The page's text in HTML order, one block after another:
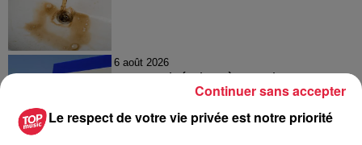
6 août 2026
Tags antisémites à Strasbourg :
Catherine Trautmann réagit
Le respect de votre vie privée est notre priorité
Continuer sans accepter